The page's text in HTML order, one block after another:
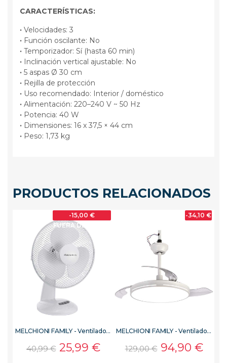
CARACTERÍSTICAS:
· Velocidades: 3
· Función oscilante: No
· Temporizador: Sí (hasta 60 min)
· Inclinación vertical ajustable: No
· 5 aspas Ø 30 cm
· Rejilla de protección
· Uso recomendado: Interior / doméstico
· Alimentación: 220–240 V ~ 50 Hz
· Potencia: 40 W
· Dimensiones: 16 x 37,5 × 44 cm
· Peso: 1,73 kg
PRODUCTOS RELACIONADOS
-15,00 €
FUERA DE STOCK
MELCHIONI FAMILY - Ventilador de sobremesa MF2403T30, 3 velocidades, color blanco
40,99 € 25,99 €
-34,10 €
MELCHIONI FAMILY - Ventilador de techo MF2503CEI, Luz LED, color blanco
129,00 € 94,90 €